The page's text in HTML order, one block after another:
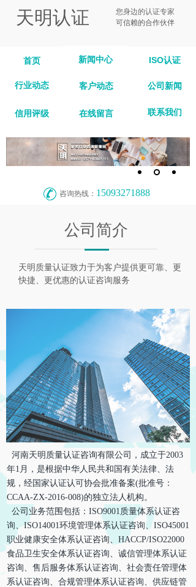
天明认证
您身边的认证专家
可信赖的合作伙伴
新闻中心 ISO认证
首页
行业动态 客户动态 公司新闻
联系我们
在线留言
信用评级
咨询热线： 15093271888
河南天明质量认证咨询有限公司，成立于2003
年1月，是根据中华人民共和国有关法律、法
规，经国家认证认可协会批准备案(批准号：
CCAA-ZX-2016-008)的独立法人机构。
公司业务范围包括：ISO9001质量体系认证咨
询、ISO14001环境管理体系认证咨询、ISO45001
职业健康安全体系认证咨询、HACCP/ISO22000
食品卫生安全体系认证咨询、 诚信管理体系认证
咨询、售后服务体系认证咨询、社会责任管理体
系认证咨询、合规管理体系认证咨询、供应链管
公司简介
天明质量认证致力于为客户提供更可靠、更
快捷、更优惠的认证咨询服务